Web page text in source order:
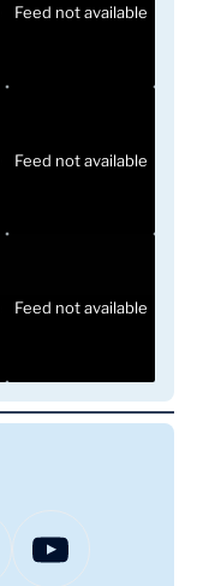
Feed not available
Feed not available
Feed not available
YouTube